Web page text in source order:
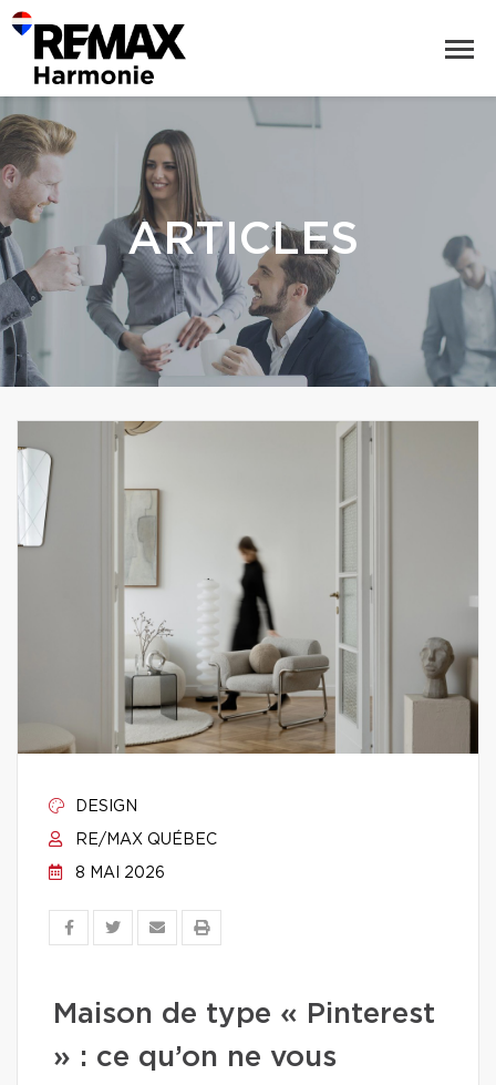
ARTICLES
DESIGN
RE/MAX QUÉBEC
8 MAI 2026
Maison de type « Pinterest
» : ce qu’on ne vous